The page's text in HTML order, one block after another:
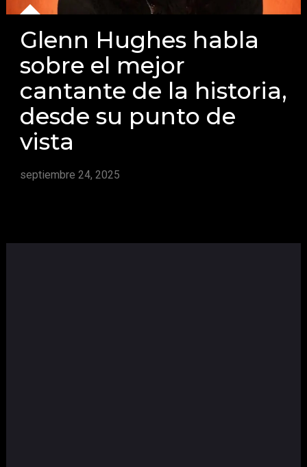
Glenn Hughes habla
sobre el mejor
cantante de la historia,
desde su punto de
vista
septiembre 24, 2025